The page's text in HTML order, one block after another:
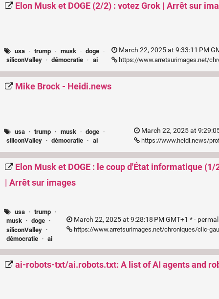
Elon Musk et DOGE (2/2) : votez Grok | Arrêt sur
usa · trump · musk · doge
·
siliconValley · démocratie · ai
March 22, 2025 at 9:33:11 PM
https://www.arretsurimages.net/
Mike Brock - Heidi.news
usa · trump · musk · doge
·
siliconValley · démocratie · ai
March 22, 2025 at
https://www.heidi.news/
Elon Musk et DOGE : le coup d'État informatique
| Arrêt sur images
usa · trump ·
musk · doge ·
siliconValley ·
démocratie · ai
March 22, 2025 at 9:28:18 PM GMT+1 * ·
https://www.arretsurimages.net/chroniques/clic-
ai-robots-txt/ai.robots.txt: A list of AI agents and